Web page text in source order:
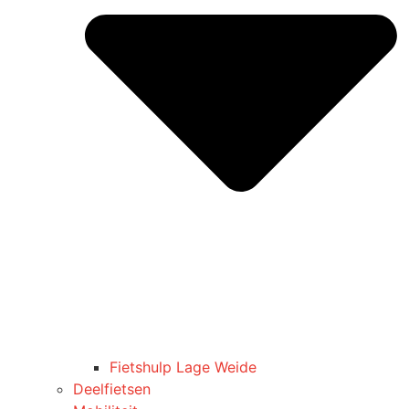
Fietshulp Lage Weide
Deelfietsen